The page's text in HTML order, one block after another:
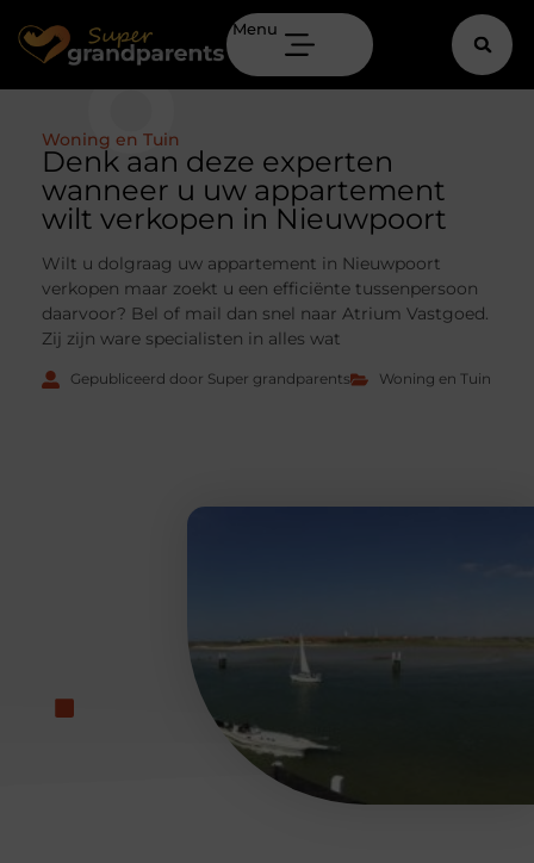
Menu
Woning en Tuin
Denk aan deze experten
wanneer u uw appartement
wilt verkopen in Nieuwpoort
Wilt u dolgraag uw appartement in Nieuwpoort
verkopen maar zoekt u een efficiënte tussenpersoon
daarvoor? Bel of mail dan snel naar Atrium Vastgoed.
Zij zijn ware specialisten in alles wat
Gepubliceerd door Super grandparents Woning en Tuin